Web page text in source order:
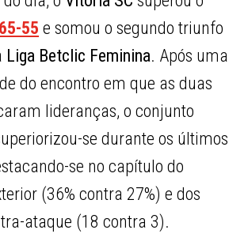
65-55 e somou o segundo triunfo
Liga Betclic Feminina. Após uma
do encontro em que as duas
lideranças, o conjunto
se durante os últimos
se no capítulo do
(36% contra 27%) e dos
ataque (18 contra 3).